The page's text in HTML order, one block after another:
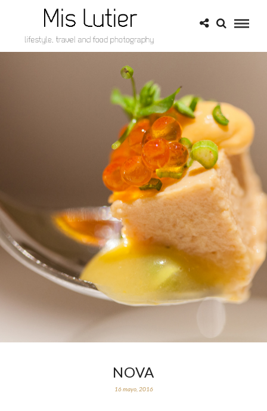
NOVA
16 mayo, 2016